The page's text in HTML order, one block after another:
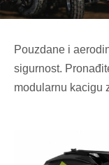
Pouzdane i
sigurnost.
modularnu kacigu